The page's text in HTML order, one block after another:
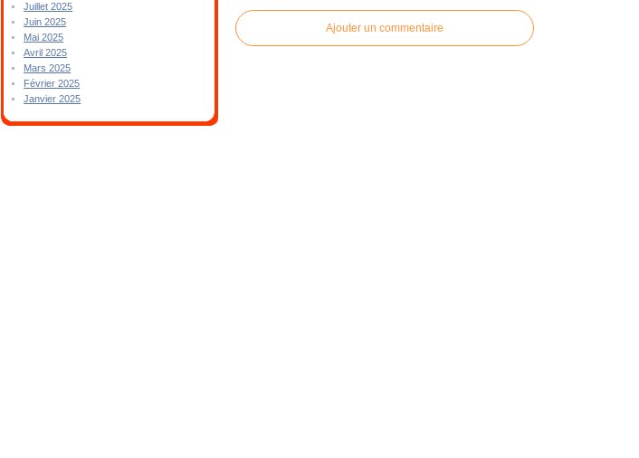
Juillet 2025
Juin 2025
Mai 2025
Avril 2025
Mars 2025
Février 2025
Janvier 2025
Ajouter un commentaire